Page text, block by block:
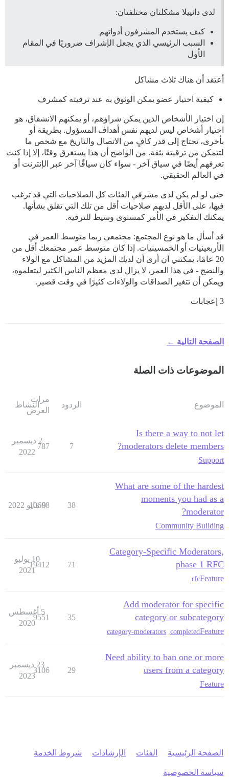
لدى دانييلا مشكلتان مختلفتان:
كيف يستخدم المشرفون أدواتهم
السبب الرئيسي الذي يجعل الإشراف ضروريًا في المقام
الأول
أعتقد أن هناك ثلاث مشاكل
كيفية اختيار عضو يمكن الوثوق به عند ترقيته كمشرف
إن اختيار الأشخاص الذين يمكن شراؤهم، أو يمكنهم الانشقاق، هو
اختيار أشخاص ليس لديهم نفس أهداف المسؤول. بطريقة أو
بأخرى، تحتاج إلى قدر كافٍ من الاتصال والتاريخ مع شخص ما
لتتمكن من ترقيته بثقة. من الواضح أن هذا يستغرق وقتًا، إلا إذا كنت
تعرفهم أيضًا في سياق آخر - سواء كان سياقًا آخر عبر الإنترنت أو
في العالم الحقيقي.
حتى لو لم يكن لدى مشرفي الفئات كل الصلاحيات التي قد ترغب
فيها، على الأقل لديهم صلاحيات أقل من تلك التي تقلق بشأنها.
يمكنك التفكير في الأمر كمستوى وسيط للترقية.
قد أسأل ما هو نوع المجتمع: مجتمعي ربما متوسط العمر في
الأربعينيات أو الخمسينيات. إذا كان متوسط عمر مجتمعك أقل من
20 عامًا، يمكنني أن أرى أن لديك المزيد من المشاكل مع الولاء
والنضج - في هذا العمر، لا يزال لدى معظم الناس الكثير ليتعلموه،
ويمكن أن تتغير الصداقات والولاءات كثيرًا في وقت قصير.
3 إعجابات
الصفحة التالية ←
الموضوعات ذات الصلة
الموضوع الردود
مرات
العرض
النشاط
Is there a way to not let
moderators delete members?
Support
7
787
2 ديسمبر
2022
What are some of the hardest
moments you had as a
moderator?
Community Building
38
10608
9 مايو 2022
Category-Specific Moderators,
phase 1 RFC
Feature
rfc
71
19412
10 يوليو
2021
Add moderator for specific
category or subcategory
Feature
completed
category-moderators
35
9551
5 أغسطس
2020
Need ability to ban one or more
users from a category
Feature
29
3106
23 ديسمبر
2023
الصفحة الرئيسية الفئات الإرشادات شروط الخدمة
سياسة الخصوصية